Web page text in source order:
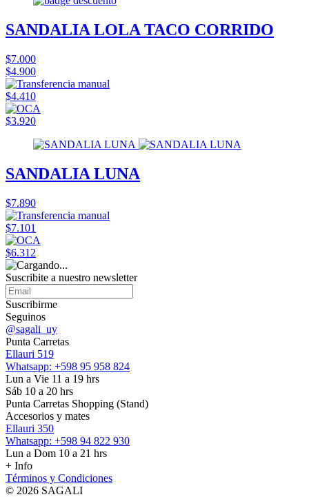
SANDALIA LOLA TACO CORRIDO
$7.000
$4.900
$4.410
$3.920
SANDALIA LUNA
$7.890
$7.101
$6.312
Suscribite a nuestro newsletter
Suscribirme
Seguinos
@sagali_uy
Punta Carretas
Ellauri 519
Whatsapp: +598 95 958 824
Lun a Vie 11 a 19 hrs
Sáb 10 a 20 hrs
Punta Carretas Shopping (Stand)
Accesorios y mates
Ellauri 350
Whatsapp: +598 94 822 930
Lun a Dom 10 a 21 hrs
+ Info
Términos y Condiciones
© 2026 SAGALI